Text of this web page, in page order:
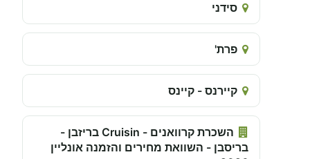
סידני
פרת'
קיירנס - קיינס
השכרת קרוואנים - Cruisin בריזבן -
בריסבן - השוואת מחירים והזמנה אונליין